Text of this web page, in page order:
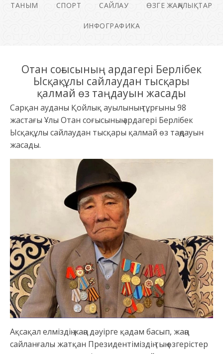
ТАНЫМ СПОРТ САЙЛАУ ӨЗГЕ ЖАҢАЛЫҚТАР
ИНФОГРАФИКА
Отан соғысының ардагері Берлібек
Ысқақұлы сайлаудан тысқары
қалмай өз таңдауын жасады
Сарқан ауданы Қойлық ауылының тұрғыны 98
жастағы Ұлы Отан соғысының ардагері Берлібек
Ысқақұлы сайлаудан тысқары қалмай өз таңдауын
жасады.
Ақсақал елміздің жаңа дәуірге қадам басып, жаңа
сайланғалы жатқан Президентіміздің тың өзгерістер